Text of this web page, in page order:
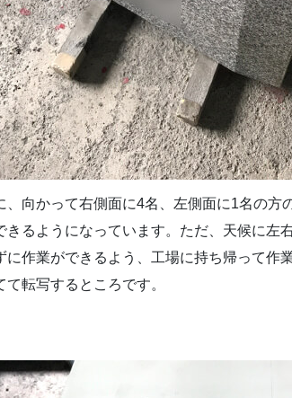
、向かって右側面に4名、左側面に1名の方
きるようになっています。ただ、天候に左
に作業ができるよう、工場に持ち帰って作
転写するところです。